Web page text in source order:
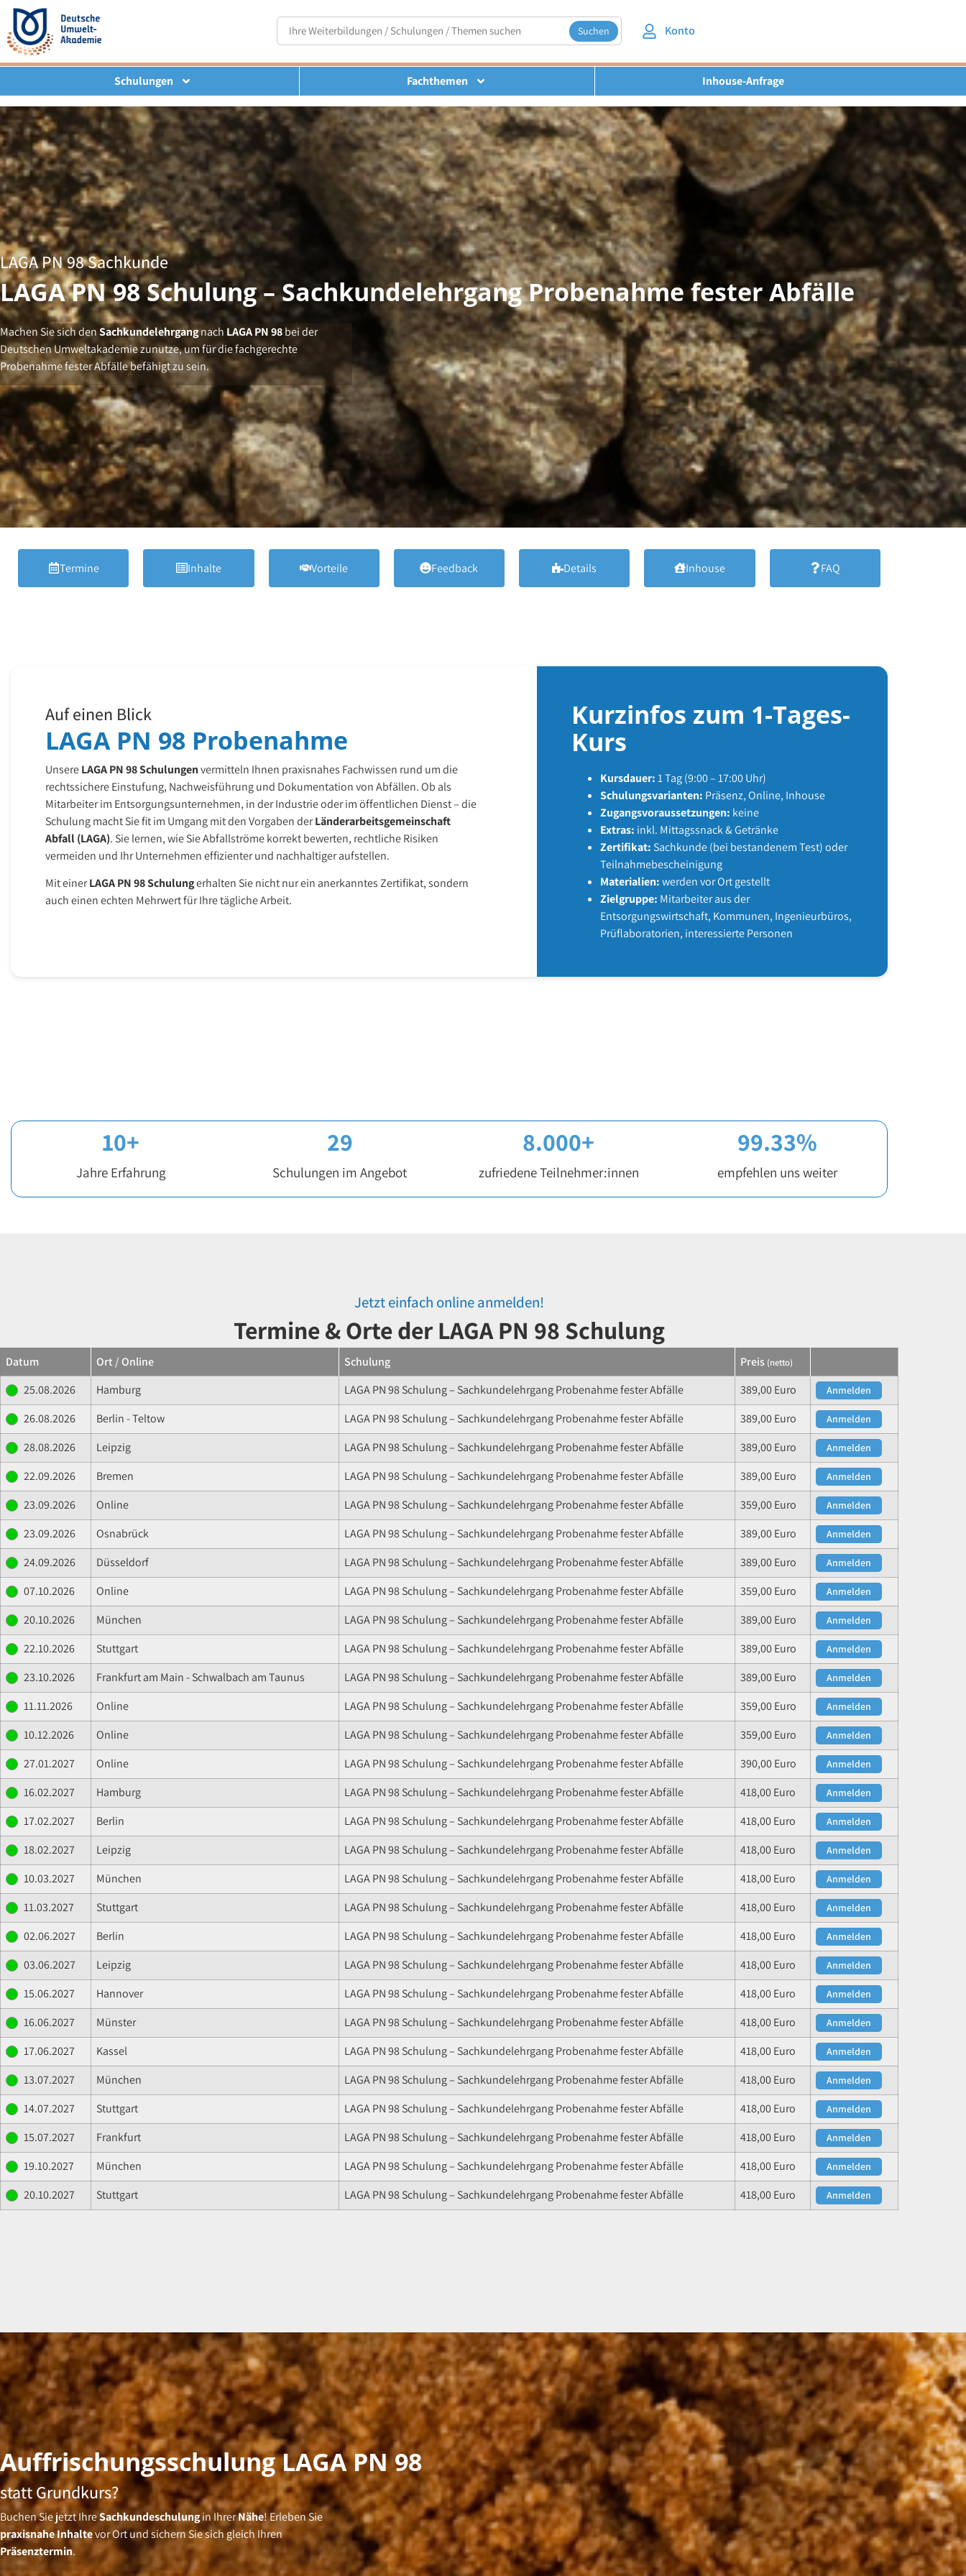
Suchen Konto
Schulungen Fachthemen Inhouse-Anfrage
LAGA PN 98 Sachkunde
LAGA PN 98 Schulung – Sachkundelehrgang Probenahme fester Abfälle
Machen Sie sich denSachkundelehrgangnach LAGA PN 98bei der
Deutschen Umweltakademie zunutze, um für die fachgerechte
Probenahme fester Abfälle befähigt zu sein.
Termine Inhalte Vorteile Feedback Details Inhouse FAQ
Auf einen Blick
LAGA PN 98 Probenahme
UnsereLAGA PN 98 Schulungenvermitteln Ihnen praxisnahes Fachwissen rund um die
rechtssichere Einstufung, Nachweisführung und Dokumentation von Abfällen. Ob als
Mitarbeiter im Entsorgungsunternehmen, in der Industrie oder im öffentlichen Dienst – die
Schulung macht Sie fit im Umgang mit den Vorgaben derLänderarbeitsgemeinschaft
Abfall (LAGA). Sie lernen, wie Sie Abfallströme korrekt bewerten, rechtliche Risiken
vermeiden und Ihr Unternehmen effizienter und nachhaltiger aufstellen.
Mit einerLAGA PN 98 Schulungerhalten Sie nicht nur ein anerkanntes Zertifikat, sondern
auch einen echten Mehrwert für Ihre tägliche Arbeit.
Kurzinfos zum 1-Tages-
Kurs
Kursdauer:1 Tag (9:00 – 17:00 Uhr)
Schulungsvarianten: Präsenz, Online, Inhouse
Zugangsvoraussetzungen: keine
Extras: inkl. Mittagssnack & Getränke
Zertifikat: Sachkunde (bei bestandenem Test) oder
Teilnahmebescheinigung
Materialien:werden vor Ort gestellt
Zielgruppe: Mitarbeiter aus der
Entsorgungswirtschaft, Kommunen, Ingenieurbüros,
Prüflaboratorien, interessierte Personen
Jahre Erfahrung
10+
Schulungen im Angebot
29
zufriedene Teilnehmer:innen
8.000+
empfehlen uns weiter
99.33%
Jetzt einfach online anmelden!
Termine & Orte der LAGA PN 98 Schulung
Datum Ort / Online Schulung Preis (netto)
25.08.2026 Hamburg LAGA PN 98 Schulung – Sachkundelehrgang Probenahme fester Abfälle 389,00 Euro Anmelden
26.08.2026 Berlin - Teltow LAGA PN 98 Schulung – Sachkundelehrgang Probenahme fester Abfälle 389,00 Euro Anmelden
28.08.2026 Leipzig LAGA PN 98 Schulung – Sachkundelehrgang Probenahme fester Abfälle 389,00 Euro Anmelden
22.09.2026 Bremen LAGA PN 98 Schulung – Sachkundelehrgang Probenahme fester Abfälle 389,00 Euro Anmelden
23.09.2026 Online LAGA PN 98 Schulung – Sachkundelehrgang Probenahme fester Abfälle 359,00 Euro Anmelden
23.09.2026 Osnabrück LAGA PN 98 Schulung – Sachkundelehrgang Probenahme fester Abfälle 389,00 Euro Anmelden
24.09.2026 Düsseldorf LAGA PN 98 Schulung – Sachkundelehrgang Probenahme fester Abfälle 389,00 Euro Anmelden
07.10.2026 Online LAGA PN 98 Schulung – Sachkundelehrgang Probenahme fester Abfälle 359,00 Euro Anmelden
20.10.2026 München LAGA PN 98 Schulung – Sachkundelehrgang Probenahme fester Abfälle 389,00 Euro Anmelden
22.10.2026 Stuttgart LAGA PN 98 Schulung – Sachkundelehrgang Probenahme fester Abfälle 389,00 Euro Anmelden
23.10.2026 Frankfurt am Main - Schwalbach am Taunus LAGA PN 98 Schulung – Sachkundelehrgang Probenahme fester Abfälle 389,00 Euro Anmelden
11.11.2026 Online LAGA PN 98 Schulung – Sachkundelehrgang Probenahme fester Abfälle 359,00 Euro Anmelden
10.12.2026 Online LAGA PN 98 Schulung – Sachkundelehrgang Probenahme fester Abfälle 359,00 Euro Anmelden
27.01.2027 Online LAGA PN 98 Schulung – Sachkundelehrgang Probenahme fester Abfälle 390,00 Euro Anmelden
16.02.2027 Hamburg LAGA PN 98 Schulung – Sachkundelehrgang Probenahme fester Abfälle 418,00 Euro Anmelden
17.02.2027 Berlin LAGA PN 98 Schulung – Sachkundelehrgang Probenahme fester Abfälle 418,00 Euro Anmelden
18.02.2027 Leipzig LAGA PN 98 Schulung – Sachkundelehrgang Probenahme fester Abfälle 418,00 Euro Anmelden
10.03.2027 München LAGA PN 98 Schulung – Sachkundelehrgang Probenahme fester Abfälle 418,00 Euro Anmelden
11.03.2027 Stuttgart LAGA PN 98 Schulung – Sachkundelehrgang Probenahme fester Abfälle 418,00 Euro Anmelden
02.06.2027 Berlin LAGA PN 98 Schulung – Sachkundelehrgang Probenahme fester Abfälle 418,00 Euro Anmelden
03.06.2027 Leipzig LAGA PN 98 Schulung – Sachkundelehrgang Probenahme fester Abfälle 418,00 Euro Anmelden
15.06.2027 Hannover LAGA PN 98 Schulung – Sachkundelehrgang Probenahme fester Abfälle 418,00 Euro Anmelden
16.06.2027 Münster LAGA PN 98 Schulung – Sachkundelehrgang Probenahme fester Abfälle 418,00 Euro Anmelden
17.06.2027 Kassel LAGA PN 98 Schulung – Sachkundelehrgang Probenahme fester Abfälle 418,00 Euro Anmelden
13.07.2027 München LAGA PN 98 Schulung – Sachkundelehrgang Probenahme fester Abfälle 418,00 Euro Anmelden
14.07.2027 Stuttgart LAGA PN 98 Schulung – Sachkundelehrgang Probenahme fester Abfälle 418,00 Euro Anmelden
15.07.2027 Frankfurt LAGA PN 98 Schulung – Sachkundelehrgang Probenahme fester Abfälle 418,00 Euro Anmelden
19.10.2027 München LAGA PN 98 Schulung – Sachkundelehrgang Probenahme fester Abfälle 418,00 Euro Anmelden
20.10.2027 Stuttgart LAGA PN 98 Schulung – Sachkundelehrgang Probenahme fester Abfälle 418,00 Euro Anmelden
Auffrischungsschulung LAGA PN 98
statt Grundkurs?
Buchen Sie jetzt IhreSachkundeschulungin IhrerNähe! Erleben Sie
praxisnahe Inhaltevor Ort und sichern Sie sich gleich Ihren
Präsenztermin.